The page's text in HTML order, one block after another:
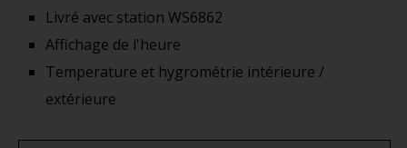
Livré avec station WS6862
Affichage de l'heure
Temperature et hygrométrie intérieure /
extérieure